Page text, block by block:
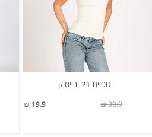
גופיית ריב בייסיק
19.9 ₪ 39.9 ₪